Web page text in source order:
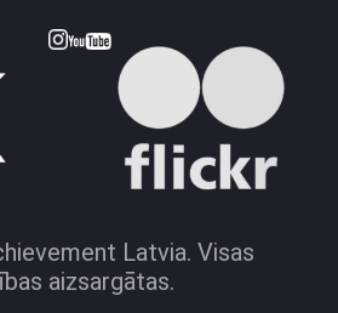
Latvia. Visas
aizsargātas.